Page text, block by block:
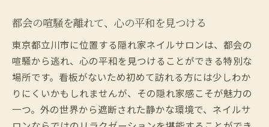
都会の喧騒を離れて、心の平和を見つける
東京都立川市に位置する隠れ家ネイルサロンは、都会の
喧騒から逃れ、心の平和を見つけることができる特別な
場所です。看板がないため初めて訪れる方には少しわか
りにくいかもしれませんが、その隠れ家感こそが魅力の
一つ。外の世界から遮断された静かな環境で、ネイルサ